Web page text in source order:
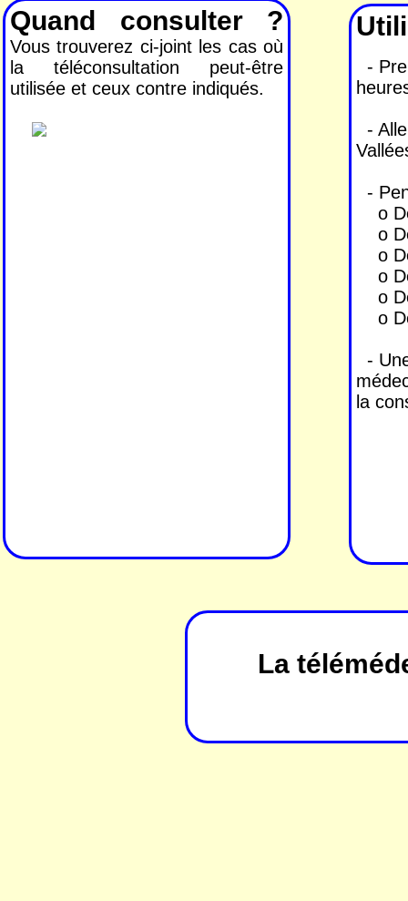
Quand consulter ?
Vous trouverez ci-joint les cas où
la téléconsultation peut-être
utilisée et ceux contre indiqués.
-
-
-
o
o
o
o
o
o
-
la
La